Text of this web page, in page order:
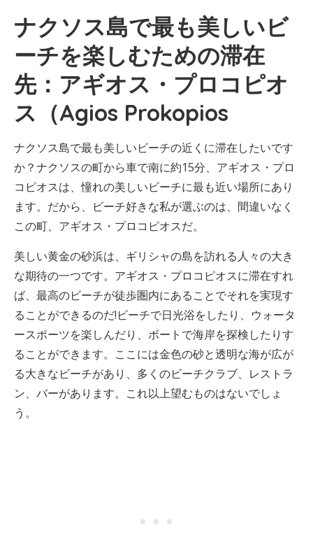
ナクソス島で最も美しいビ
ーチを楽しむための滞在
先：アギオス・プロコピオ
ス（Agios Prokopios
ナクソス島で最も美しいビーチの近くに滞在したいです
か？ナクソスの町から車で南に約15分、アギオス・プロ
コピオスは、憧れの美しいビーチに最も近い場所にあり
ます。だから、ビーチ好きな私が選ぶのは、間違いなく
この町、アギオス・プロコピオスだ。
美しい黄金の砂浜は、ギリシャの島を訪れる人々の大き
な期待の一つです。アギオス・プロコピオスに滞在すれ
ば、最高のビーチが徒歩圏内にあることでそれを実現す
ることができるのだ!ビーチで日光浴をしたり、ウォータ
ースポーツを楽しんだり、ボートで海岸を探検したりす
ることができます。ここには金色の砂と透明な海が広が
る大きなビーチがあり、多くのビーチクラブ、レストラ
ン、バーがあります。これ以上望むものはないでしょ
う。